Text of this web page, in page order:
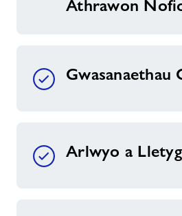
Athrawon
Gwasanaethau
Arlwyo a